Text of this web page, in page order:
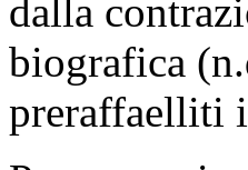
dalla
biografica
preraffaelliti